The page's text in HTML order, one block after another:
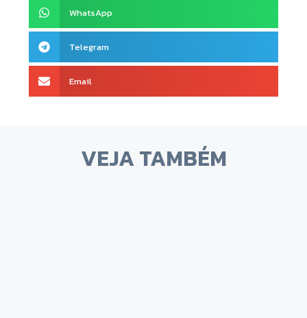
WhatsApp
Telegram
Email
VEJA TAMBÉM